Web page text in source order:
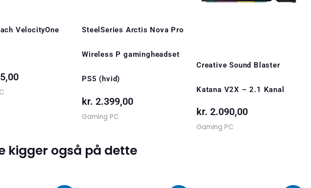
VelocityOne SteelSeries Arctis Nova Pro
Wireless P gamingheadset
PS5 (hvid)
kr. 2.399,00
Gaming PC
Creative Sound Blaster
Katana V2X – 2.1 Kanal
kr. 2.090,00
Gaming PC
kigger også på dette